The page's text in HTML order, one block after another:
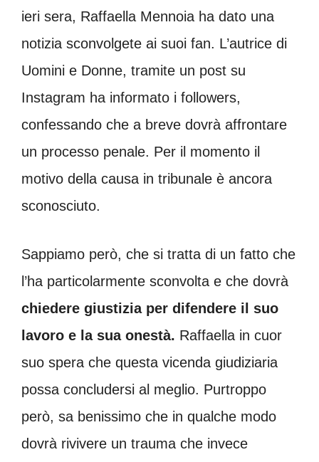
ieri sera, Raffaella Mennoia ha dato una
notizia sconvolgete ai suoi fan. L’autrice di
Uomini e Donne, tramite un post su
Instagram ha informato i followers,
confessando che a breve dovrà affrontare
un processo penale. Per il momento il
motivo della causa in tribunale è ancora
sconosciuto.
Sappiamo però, che si tratta di un fatto che
l’ha particolarmente sconvolta e che dovrà
chiedere giustizia per difendere il suo
lavoro e la sua onestà. Raffaella in cuor
suo spera che questa vicenda giudiziaria
possa concludersi al meglio. Purtroppo
però, sa benissimo che in qualche modo
dovrà rivivere un trauma che invece